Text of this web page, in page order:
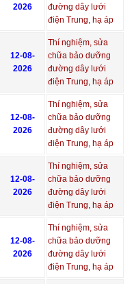
2026
đường dây lưới
điện Trung, hạ áp
12-08-
2026
Thí nghiệm, sửa
chữa bảo dưỡng
đường dây lưới
điện Trung, hạ áp
12-08-
2026
Thí nghiệm, sửa
chữa bảo dưỡng
đường dây lưới
điện Trung, hạ áp
12-08-
2026
Thí nghiệm, sửa
chữa bảo dưỡng
đường dây lưới
điện Trung, hạ áp
12-08-
2026
Thí nghiệm, sửa
chữa bảo dưỡng
đường dây lưới
điện Trung, hạ áp